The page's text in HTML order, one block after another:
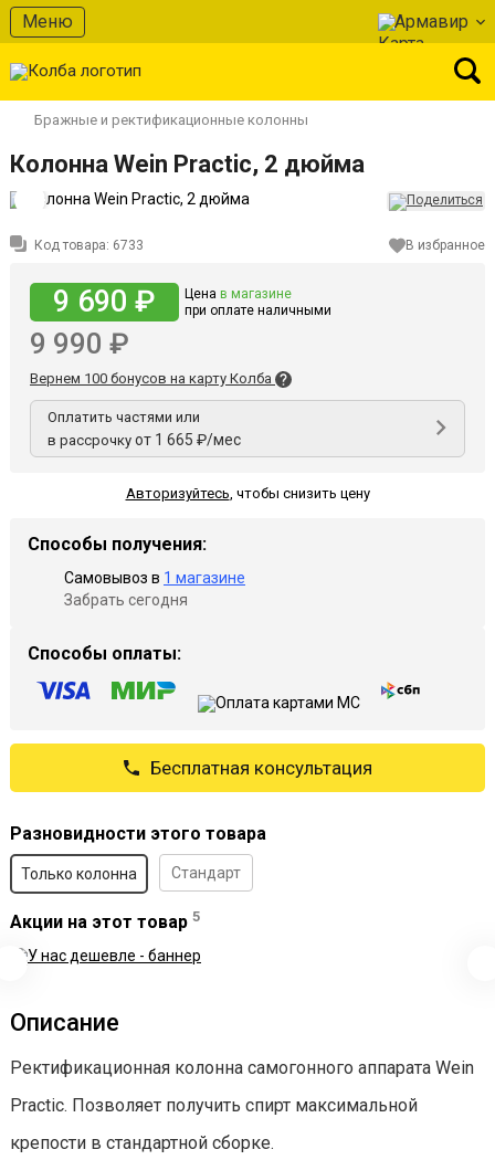
Меню Армавир
Бражные и ректификационные колонны
Колонна Wein Practic, 2 дюйма
Код товара: 6733 В избранное
9 690 ₽ Цена в магазине
при оплате наличными
9 990 ₽
Вернем 100 бонусов на карту Колба
Оплатить частями или
в рассрочку от 1 665 ₽/мес
Авторизуйтесь, чтобы снизить цену
Способы получения:
Самовывоз в 1 магазине
Забрать сегодня
Способы оплаты:
Бесплатная консультация
Разновидности этого товара
Только колонна Стандарт
Акции на этот товар 5
Описание
Ректификационная колонна самогонного аппарата Wein
Practic. Позволяет получить спирт максимальной
крепости в стандартной сборке.